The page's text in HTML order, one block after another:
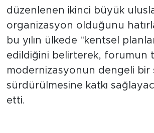
WUF13'ün COP29'dan sonra
düzenlenen ikinci büyük
organizasyon olduğunu
bu yılın ülkede "kentsel
edildiğini belirterek, forumun
modernizasyonun dengeli bir
sürdürülmesine katkı